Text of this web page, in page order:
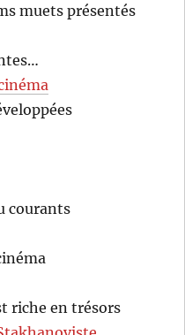
muets présentés
courants
riche en trésors